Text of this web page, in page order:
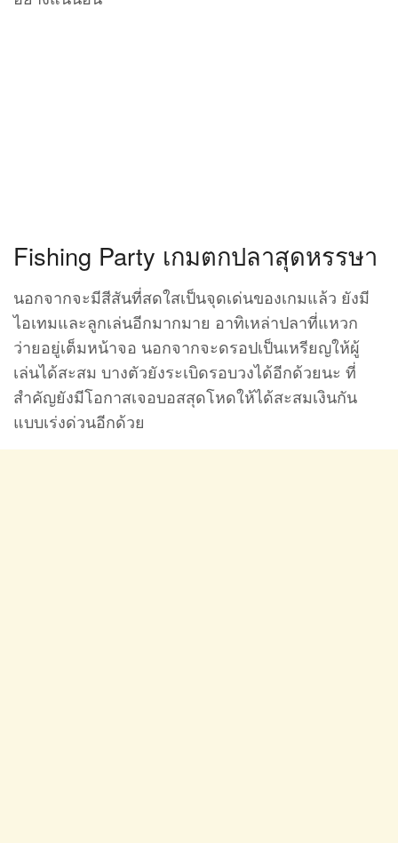
Fishing Party เกมตกปลาสุดหรรษา
นอกจากจะมีสีสันที่สดใสเป็นจุดเด่นของเกมแล้ว ยังมี
ไอเทมและลูกเล่นอีกมากมาย อาทิเหล่าปลาที่แหวก
ว่ายอยู่เต็มหน้าจอ นอกจากจะดรอปเป็นเหรียญให้ผู้
เล่นได้สะสม บางตัวยังระเบิดรอบวงได้อีกด้วยนะ ที่
สำคัญยังมีโอกาสเจอบอสสุดโหดให้ได้สะสมเงินกัน
แบบเร่งด่วนอีกด้วย